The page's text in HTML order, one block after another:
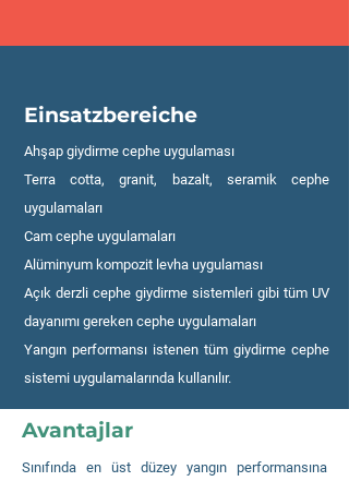
Einsatzbereiche
Ahşap giydirme cephe uygulaması
Terra cotta, granit, bazalt, seramik cephe
uygulamaları
Cam cephe uygulamaları
Alüminyum kompozit levha uygulaması
Açık derzli cephe giydirme sistemleri gibi tüm UV
dayanımı gereken cephe uygulamaları
Yangın performansı istenen tüm giydirme cephe
sistemi uygulamalarında kullanılır.
Avantajlar
Sınıfında en üst düzey yangın performansına